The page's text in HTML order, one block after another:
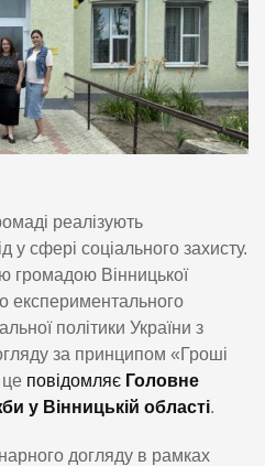
реалізують
у сфері соціального захисту.
громадою Вінницької
експериментального
політики України з
за принципом «Гроші
повідомляє Головне
у Вінницькій області.
догляду в рамках